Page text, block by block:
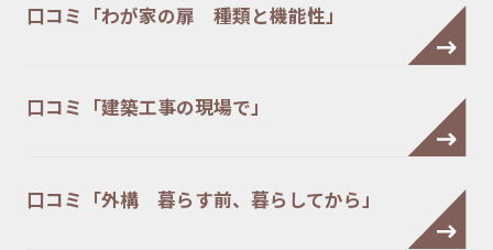
口コミ「わが家の扉 種類と機能性」
口コミ「建築工事の現場で」
口コミ「外構 暮らす前、暮らしてから」